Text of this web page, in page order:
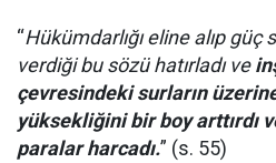
“Hükümdarlığı eline alıp güç
verdiği bu sözü hatırladı ve
çevresindeki surların
yüksekliğini bir boy arttırdı
paralar harcadı.” (s. 55)